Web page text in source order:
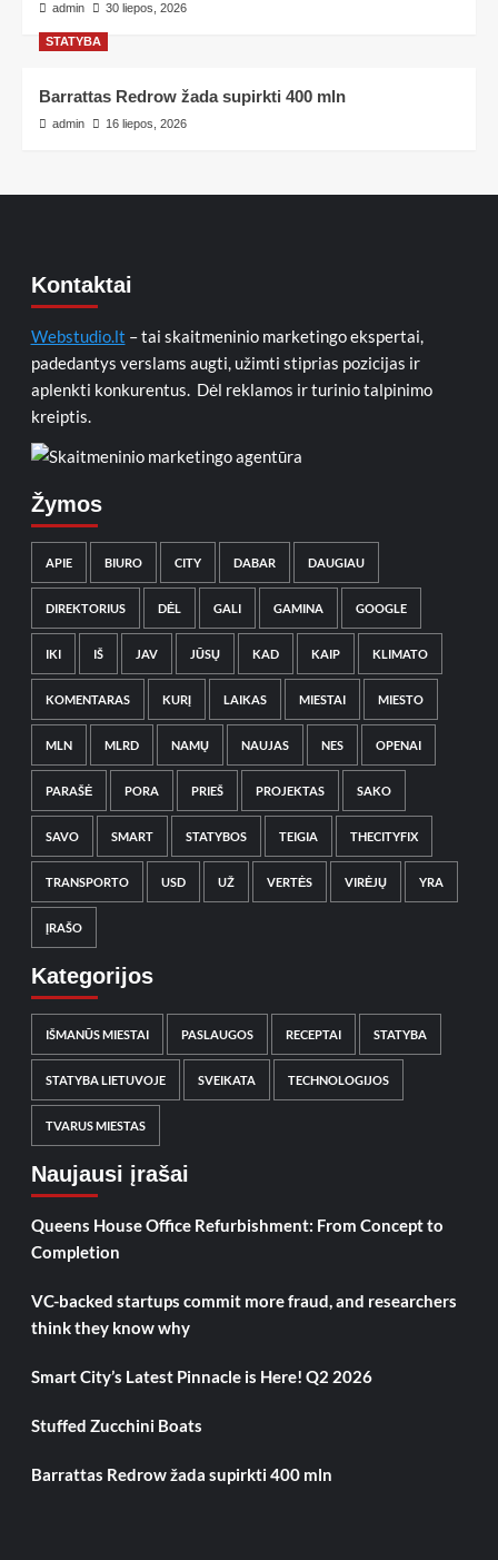
admin 30 liepos, 2026
STATYBA
Barrattas Redrow žada supirkti 400 mln
admin 16 liepos, 2026
Kontaktai
Webstudio.lt – tai skaitmeninio marketingo ekspertai,
padedantys verslams augti, užimti stiprias pozicijas ir
aplenkti konkurentus. Dėl reklamos ir turinio talpinimo
kreiptis.
Žymos
APIE BIURO CITY DABAR DAUGIAU
DIREKTORIUS DĖL GALI GAMINA GOOGLE
IKI IŠ JAV JŪSŲ KAD KAIP KLIMATO
KOMENTARAS KURĮ LAIKAS MIESTAI MIESTO
MLN MLRD NAMŲ NAUJAS NES OPENAI
PARAŠĖ PORA PRIEŠ PROJEKTAS SAKO
SAVO SMART STATYBOS TEIGIA THECITYFIX
TRANSPORTO USD UŽ VERTĖS VIRĖJŲ YRA
ĮRAŠO
Kategorijos
IŠMANŪS MIESTAI PASLAUGOS RECEPTAI STATYBA
STATYBA LIETUVOJE SVEIKATA TECHNOLOGIJOS
TVARUS MIESTAS
Naujausi įrašai
Queens House Office Refurbishment: From Concept to
Completion
VC-backed startups commit more fraud, and researchers
think they know why
Smart City’s Latest Pinnacle is Here! Q2 2026
Stuffed Zucchini Boats
Barrattas Redrow žada supirkti 400 mln